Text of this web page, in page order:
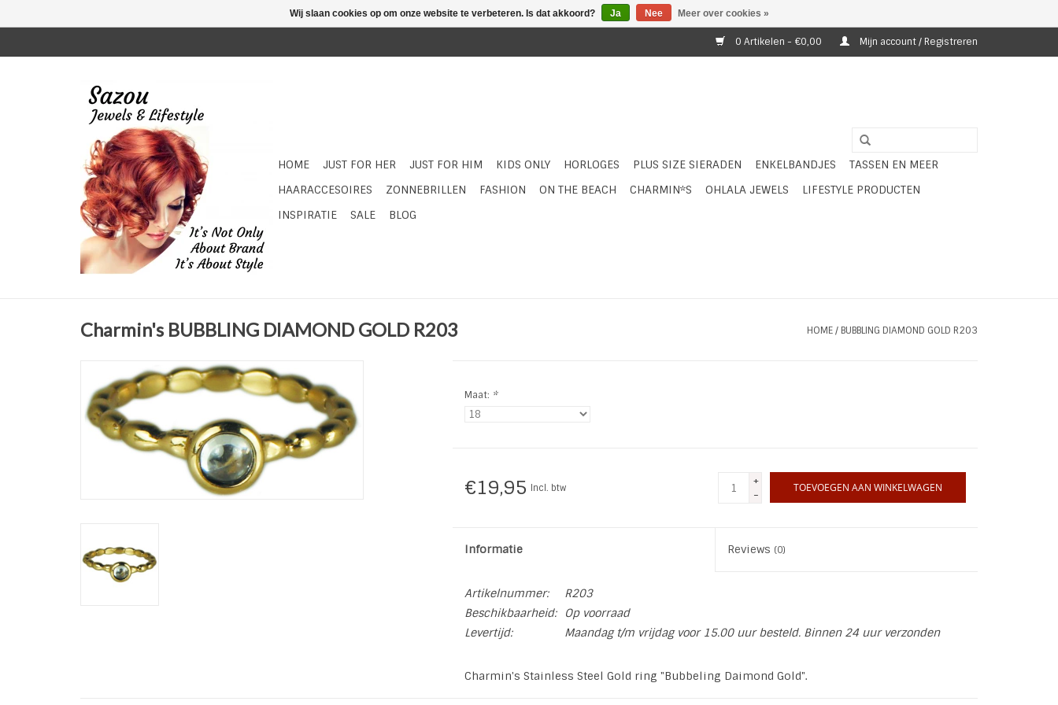
0 Artikelen - €0,00 Mijn account / Registreren
HOME JUST FOR HER JUST FOR HIM KIDS ONLY HORLOGES PLUS SIZE SIERADEN ENKELBANDJES
TASSEN EN MEER
HAARACCESOIRES
ZONNEBRILLEN FASHION ON THE BEACH CHARMIN*S OHLALA JEWELS
LIFESTYLE PRODUCTEN
INSPIRATIE
SALE BLOG
Charmin's BUBBLING DIAMOND GOLD R203 HOME/ BUBBLING DIAMOND GOLD R203
Maat: *
€19,95 Incl. btw
+
-
TOEVOEGEN AAN WINKELWAGEN
Informatie Reviews (0)
Artikelnummer:
R203
Beschikbaarheid:
Op voorraad
Levertijd:
Maandag t/m vrijdag voor 15.00 uur besteld. Binnen 24 uur verzonden
Charmin's Stainless Steel Gold ring "Bubbeling Daimond Gold".
Wij slaan cookies op om onze website te verbeteren. Is dat akkoord? Ja Nee Meer over cookies »